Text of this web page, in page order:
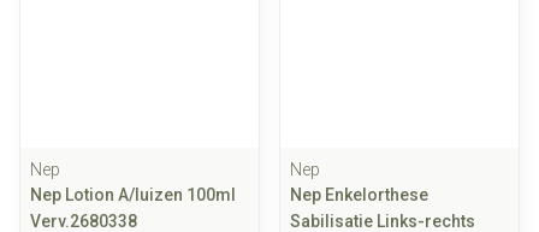
Nep
Nep Lotion A/luizen 100ml
Verv.2680338
Nep
Nep Enkelorthese
Sabilisatie Links-rechts